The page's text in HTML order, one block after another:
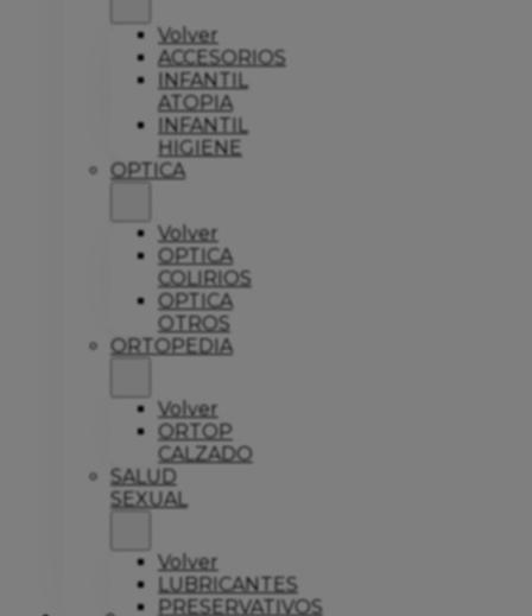
Volver
ACCESORIOS
INFANTIL
ATOPIA
INFANTIL
HIGIENE
OPTICA
Volver
OPTICA
COLIRIOS
OPTICA
OTROS
ORTOPEDIA
Volver
ORTOP
CALZADO
SALUD
SEXUAL
Volver
LUBRICANTES
PRESERVATIVOS